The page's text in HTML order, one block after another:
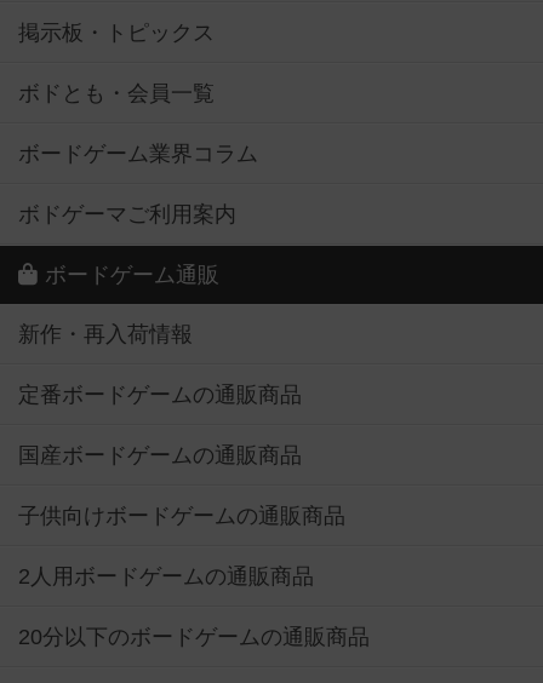
掲示板・トピックス
ボドとも・会員一覧
ボードゲーム業界コラム
ボドゲーマご利用案内
ボードゲーム通販
新作・再入荷情報
定番ボードゲームの通販商品
国産ボードゲームの通販商品
子供向けボードゲームの通販商品
2人用ボードゲームの通販商品
20分以下のボードゲームの通販商品